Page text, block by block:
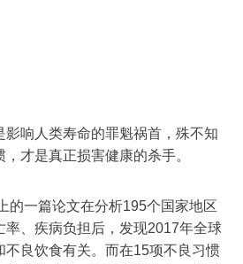
影响人类寿命的罪魁祸首，殊不知
才是真正损害健康的杀手。
的一篇论文在分析195个国家地区
率、疾病负担后，发现2017年全球
不良饮食有关。而在15项不良习惯